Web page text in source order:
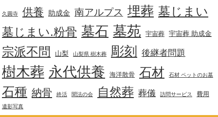
久圓寺 供養 助成金 南アルプス 埋葬 墓じまい
墓じまい.粉骨 墓石 墓苑 宇宙葬 宇宙葬 助成金
宗派不問 山梨 山梨県 樹木葬 彫刻 後継者問題
樹木葬 永代供養 海洋散骨 石材 石材 ペットのお墓
石種 納骨 終活 聞法の会 自然葬 葬儀 訪問サービス 費用
遺影写真